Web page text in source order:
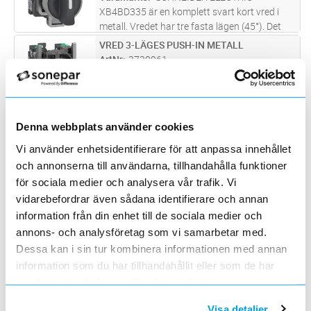
Denna webbplats använder cookies
Vi använder enhetsidentifierare för att anpassa innehållet
och annonserna till användarna, tillhandahålla funktioner
för sociala medier och analysera vår trafik. Vi
vidarebefordrar även sådana identifierare och annan
information från din enhet till de sociala medier och
annons- och analysföretag som vi samarbetar med.
Dessa kan i sin tur kombinera informationen med annan
information som du har tillhandahållit eller som de har
samlat in när du har använt deras tjänster.
XB4BD335 är en komplett svart kort vred i
metall. Vredet har tre fasta lägen (45°). Det
medföljer en montagesockel monterad med
två NO kontaktblock med push-in
fjäderklämmor. Push-in fjäderklämmorna
ST Lägg i kundvagn
VRED 3-LÄGES PUSH-IN METALL
ArtNr 3730961
SCHNEIDER ELECTRIC
XB4BD535 är en komplett svart kort vred i
medföljer en montagesockel monterad med
två NO kontaktblock med push-in fjä...läs mer
ST Lägg i kundvagn
VRIDSTRÖMSTÄLLARE 2-LÄGES
Varumärke SCHNEIDER ELECTRIC
Långt vred metall 2-Läges kvarstående
ST Lägg i kundvagn
NYCKELSTRÖMSTÄLLARE
ArtNr 3732635
Varumärke
SCHNEIDER ELECTRIC
Nyckelvred metall 3-Läges kvarstående
ST
SCHNEIDER ELECTRIC